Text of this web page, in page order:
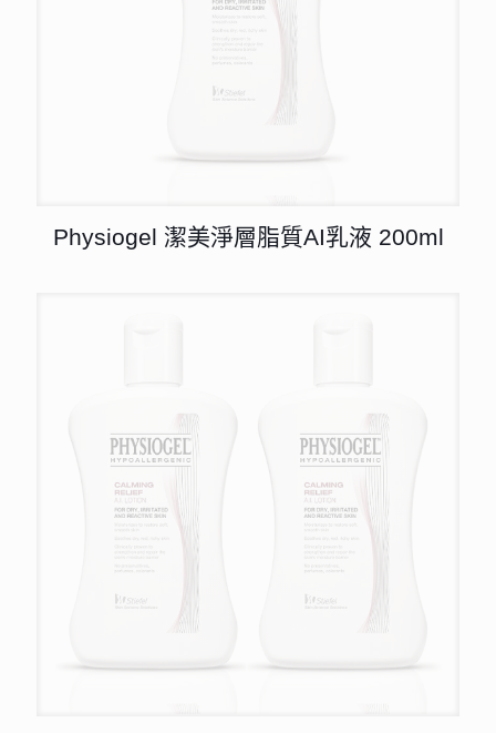
Physiogel 潔美淨層脂質AI乳液 200ml